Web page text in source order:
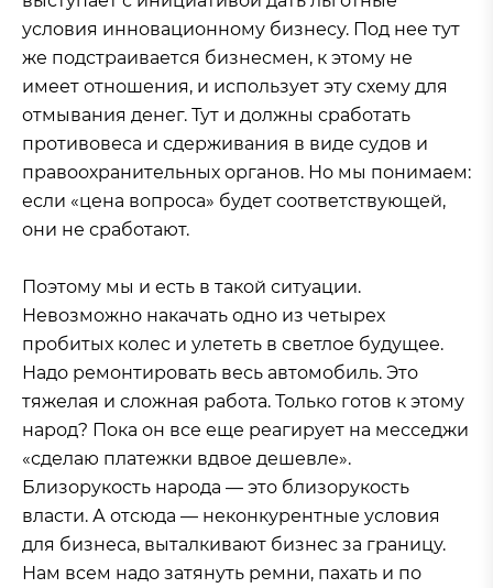
условия инновационному бизнесу. Под нее тут
же подстраивается бизнесмен, к этому не
имеет отношения, и использует эту схему для
отмывания денег. Тут и должны сработать
противовеса и сдерживания в виде судов и
правоохранительных органов. Но мы понимаем:
если «цена вопроса» будет соответствующей,
они не сработают.
Поэтому мы и есть в такой ситуации.
Невозможно накачать одно из четырех
пробитых колес и улететь в светлое будущее.
Надо ремонтировать весь автомобиль. Это
тяжелая и сложная работа. Только готов к этому
народ? Пока он все еще реагирует на месседжи
«сделаю платежки вдвое дешевле».
Близорукость народа — это близорукость
власти. А отсюда — неконкурентные условия
для бизнеса, выталкивают бизнес за границу.
Нам всем надо затянуть ремни, пахать и по